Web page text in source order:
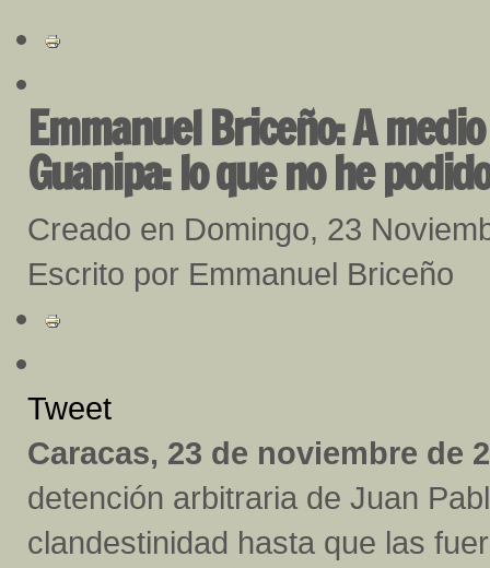
Emmanuel Briceño: A
Guanipa: lo que no he
Creado en Domingo, 23
Escrito por Emmanuel Briceño
Tweet
Caracas, 23 de noviembre de
detención arbitraria de Juan
clandestinidad hasta que las